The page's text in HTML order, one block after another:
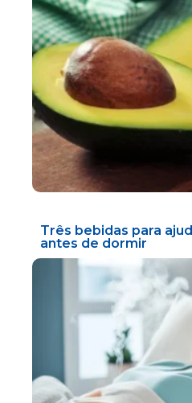
Três bebidas para
antes de dormir